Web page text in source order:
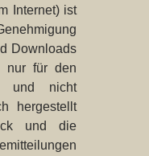
Internet) ist
Downloads
nur für den
und nicht
hergestellt
und die